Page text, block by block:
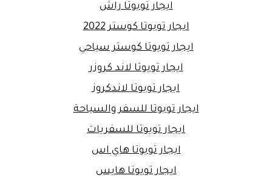
ايجار تويوتا راش
ايجار تويوتا كوستر 2022
ايجار تويوتا كوستر سياحي
ايجار تويوتا لاند كروزر
ايجار تويوتا لاندكروز
ايجار تويوتا للسفر والسياحة
ايجار تويوتا للسفريات
ايجار تويوتا هاي اس
ايجار تويوتا هايس